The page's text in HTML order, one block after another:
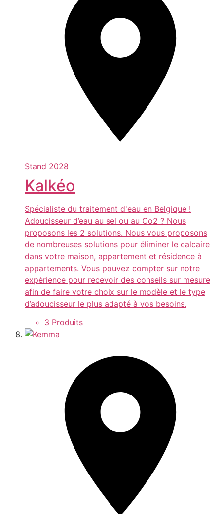
Stand 2028
Kalkéo
Spécialiste du traitement d'eau en Belgique !
Adoucisseur d’eau au sel ou au Co2 ? Nous
proposons les 2 solutions. Nous vous proposons
de nombreuses solutions pour éliminer le calcaire
dans votre maison, appartement et résidence à
appartements. Vous pouvez compter sur notre
expérience pour recevoir des conseils sur mesure
afin de faire votre choix sur le modèle et le type
d’adoucisseur le plus adapté à vos besoins.
3 Produits